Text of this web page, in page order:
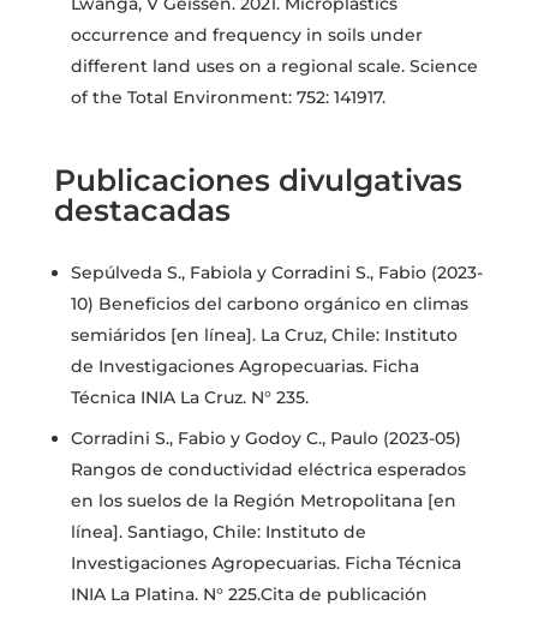
occurrence and frequency in soils under
different land uses on a regional scale. Science
of the Total Environment: 752: 141917.
Publicaciones divulgativas
destacadas
Sepúlveda S., Fabiola y Corradini S., Fabio (2023-
10) Beneficios del carbono orgánico en climas
semiáridos [en línea]. La Cruz, Chile: Instituto
de Investigaciones Agropecuarias. Ficha
Técnica INIA La Cruz. N° 235.
Corradini S., Fabio y Godoy C., Paulo (2023-05)
Rangos de conductividad eléctrica esperados
en los suelos de la Región Metropolitana [en
línea]. Santiago, Chile: Instituto de
Investigaciones Agropecuarias. Ficha Técnica
INIA La Platina. N° 225.Cita de publicación